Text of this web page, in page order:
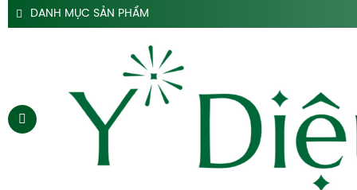
DANH MỤC SẢN PHẨM
SẢN PHẨM HỖ TRỢ DẠ DÀY Y DIỆU
SẢN PHẨM ĐẠI TRÀNG TÁO BÓN Y DIỆU
SẢN PHẨM HÀ THỦ Ô
SẢN PHẨM TAM THẤT Y DIỆU